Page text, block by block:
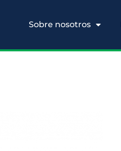
Sobre nosotros